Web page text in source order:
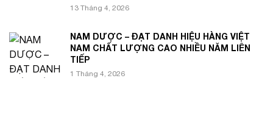
13 Tháng 4, 2026
NAM DƯỢC – ĐẠT DANH HIỆU HÀNG VIỆT
NAM CHẤT LƯỢNG CAO NHIỀU NĂM LIÊN
TIẾP
1 Tháng 4, 2026